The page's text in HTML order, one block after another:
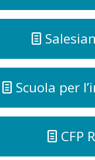
Scuola per
CFP